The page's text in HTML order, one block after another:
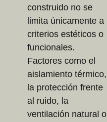
construido no se
limita únicamente a
criterios estéticos o
funcionales.
Factores como el
aislamiento térmico,
la protección frente
al ruido, la
ventilación natural o